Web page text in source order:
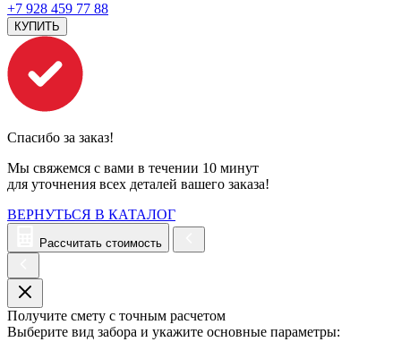
+7 928 459 77 88
КУПИТЬ
Спасибо за заказ!
Мы свяжемся с вами в течении 10 минут
для уточнения всех деталей вашего заказа!
ВЕРНУТЬСЯ В КАТАЛОГ
Рассчитать стоимость
Получите смету с точным расчетом
Выберите вид забора и укажите основные параметры: